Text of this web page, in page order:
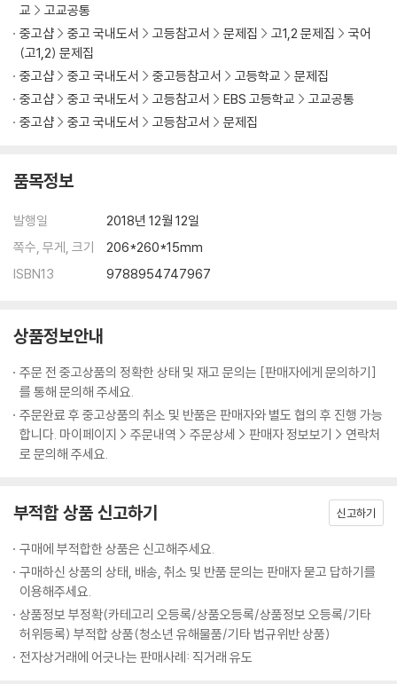
★ 조선 시대의 문학사
1. 악장과 언해, 한시
2. 시조
3. 가사
4. 잡가와 민요, 무가
6. 국문 소설
7. 판소리
8. 고전 수필
실전 문제 01
실전 문제 02
교
고교공통
중고샵
중고 국내도서 고등참고서 문제집 고1,2 문제집
국어
(고1,2) 문제집
중고샵
중고 국내도서 중고등참고서 고등학교
문제집
중고샵
중고 국내도서 고등참고서 EBS 고등학교
고교공통
중고샵
중고 국내도서 고등참고서 문제집
품목정보
발행일
2018년 12월 12일
쪽수, 무게, 크기
206*260*15mm
ISBN13
9788954747967
상품정보안내
주문 전 중고상품의 정확한 상태 및 재고 문의는 [판매자에게 문의하기]
를 통해 문의해 주세요.
주문완료 후 중고상품의 취소 및 반품은 판매자와 별도 협의 후 진행 가능
합니다. 마이페이지 > 주문내역 > 주문상세 > 판매자 정보보기 > 연락처
로 문의해 주세요.
부적합 상품 신고하기 신고하기
구매에 부적합한 상품은 신고해주세요.
구매하신 상품의 상태, 배송, 취소 및 반품 문의는 판매자 묻고 답하기를
이용해주세요.
상품정보 부정확(카테고리 오등록/상품오등록/상품정보 오등록/기타
허위등록) 부적합 상품(청소년 유해물품/기타 법규위반 상품)
전자상거래에 어긋나는 판매사례: 직거래 유도